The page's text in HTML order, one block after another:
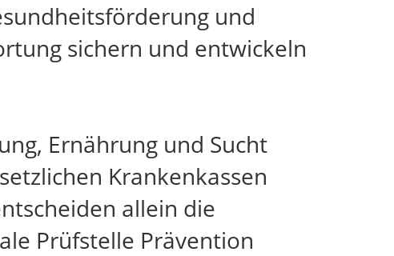
und
sichern und entwickeln
Ernährung und Sucht
Krankenkassen
allein die
Prüfstelle Prävention